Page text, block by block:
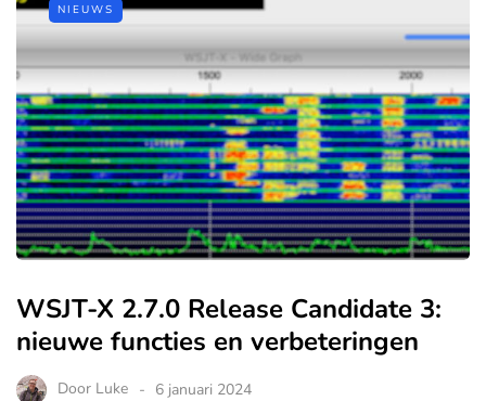
NIEUWS
WSJT-X 2.7.0 Release Candidate 3:
nieuwe functies en verbeteringen
Door Luke 6 januari 2024